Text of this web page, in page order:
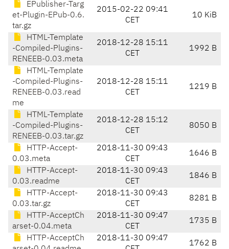
EPublisher-Targ
et-Plugin-EPub-0.6.
tar.gz
2015-02-22 09:41
CET
10 KiB
HTML-Template
-Compiled-Plugins-
RENEEB-0.03.meta
2018-12-28 15:11
CET
1992 B
HTML-Template
-Compiled-Plugins-
RENEEB-0.03.read
me
2018-12-28 15:11
CET
1219 B
HTML-Template
-Compiled-Plugins-
RENEEB-0.03.tar.gz
2018-12-28 15:12
CET
8050 B
HTTP-Accept-
0.03.meta
2018-11-30 09:43
CET
1646 B
HTTP-Accept-
0.03.readme
2018-11-30 09:43
CET
1846 B
HTTP-Accept-
0.03.tar.gz
2018-11-30 09:43
CET
8281 B
HTTP-AcceptCh
arset-0.04.meta
2018-11-30 09:47
CET
1735 B
HTTP-AcceptCh
2018-11-30 09:47
1762 B